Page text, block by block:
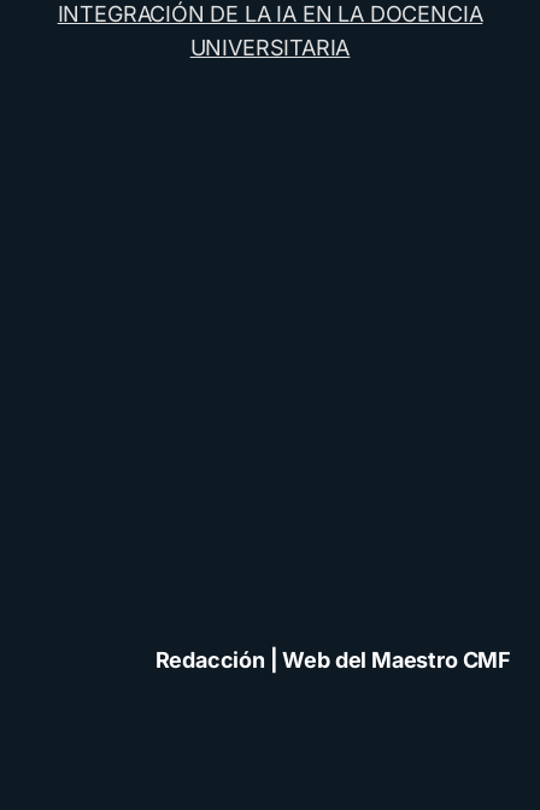
INTEGRACIÓN DE LA IA EN LA DOCENCIA
UNIVERSITARIA
Redacción | Web del Maestro CMF